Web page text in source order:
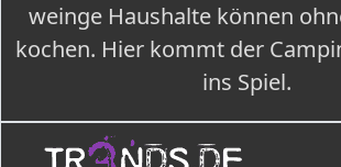
weinge Haushalte können
kochen. Hier kommt der
ins Spiel.